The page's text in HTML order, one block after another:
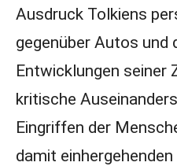
Ausdruck Tolkiens
gegenüber Autos und
Entwicklungen seiner
kritische
Eingriffen der
damit